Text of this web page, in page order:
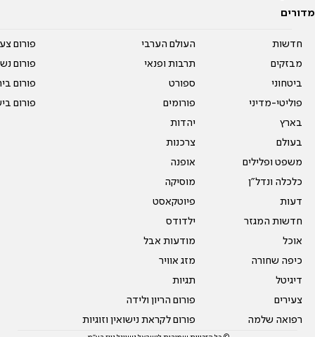
מדורים
חדשות
מבזקים
ביטחוני
פוליטי-מדיני
בארץ
בעולם
משפט ופלילים
כלכלה ונדל"ן
דעות
חדשות המגזר
אוכל
כיפה שחורה
דיגיטל
צעירים
רפואה שלמה
העולם הערבי
תרבות ופנאי
ספורט
פורומים
יהדות
צרכנות
אופנה
מוסיקה
פיוטקאסט
ילדודס
מודעות אבל
מזג אוויר
תגיות
פורום הריון ולידה
פורום לקראת נישואין וזוגיות
פורום
פורום
פורום
פורום